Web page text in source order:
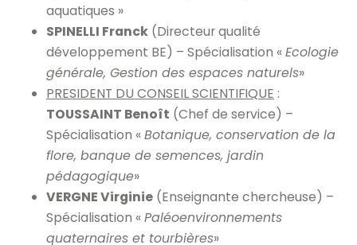
aquatiques »
SPINELLI Franck (Directeur qualité
développement BE) – Spécialisation «Ecologie
générale, Gestion des espaces naturels»
PRESIDENT DU CONSEIL SCIENTIFIQUE :
TOUSSAINT Benoît (Chef de service) –
Spécialisation «Botanique, conservation de la
flore, banque de semences, jardin
pédagogique»
VERGNE Virginie (Enseignante chercheuse) –
Spécialisation «Paléoenvironnements
quaternaires et tourbières»